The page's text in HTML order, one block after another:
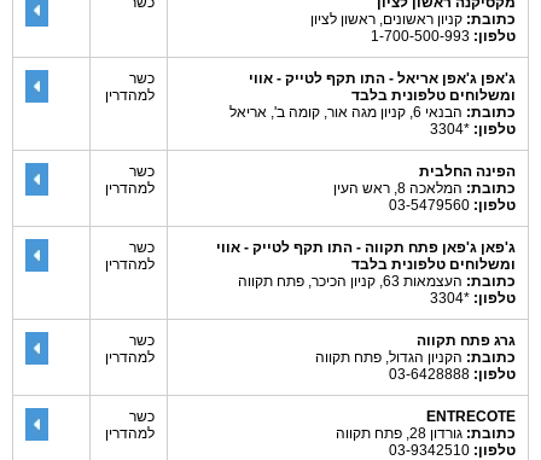
כתובת: קניון ראשונים, ראשון לציון
טלפון:
ג'אפן ג'אפן אריאל - התו תקף לטייק - אווי
ומשלוחים טלפונית בלבד
כתובת: הבנאי 6, קניון מגה אור, קומה ב', אריאל
טלפון: *3304
כשר
למהדרין
הפינה החלבית
כתובת: המלאכה 8, ראש העין
טלפון:
כשר
למהדרין
ג'פאן ג'פאן פתח תקווה - התו תקף לטייק - אווי
ומשלוחים טלפונית בלבד
כתובת: העצמאות 63, קניון הכיכר, פתח תקווה
טלפון: *3304
כשר
למהדרין
גרג פתח תקווה
כתובת: הקניון הגדול, פתח תקווה
טלפון:
כשר
למהדרין
ENTRECOTE
כתובת: גורדון 28, פתח תקווה
טלפון:
כשר
למהדרין